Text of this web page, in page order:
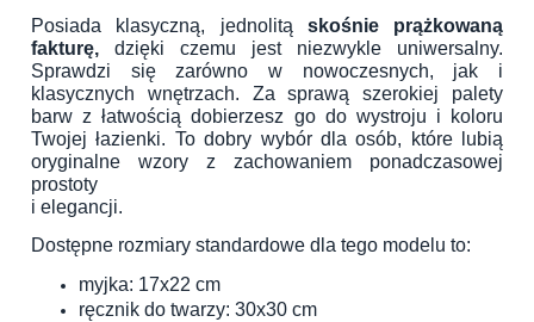
Posiada klasyczną, jednolitą skośnie prążkowaną
fakturę, dzięki czemu jest niezwykle uniwersalny.
Sprawdzi się zarówno w nowoczesnych, jak i
klasycznych wnętrzach. Za sprawą szerokiej palety
barw z łatwością dobierzesz go do wystroju i koloru
Twojej łazienki. To dobry wybór dla osób, które lubią
oryginalne wzory z zachowaniem ponadczasowej
prostoty
i elegancji.
Dostępne rozmiary standardowe dla tego modelu to:
myjka: 17x22 cm
ręcznik do twarzy: 30x30 cm